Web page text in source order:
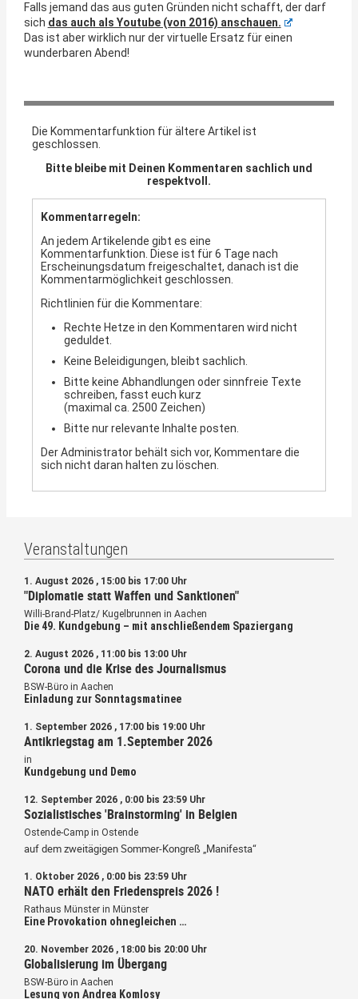
Falls jemand das aus guten Gründen nicht schafft, der darf
sich das auch als Youtube (von 2016) anschauen.
Das ist aber wirklich nur der virtuelle Ersatz für einen
wunderbaren Abend!
Die Kommentarfunktion für ältere Artikel ist
geschlossen.
Bitte bleibe mit Deinen Kommentaren sachlich und
respektvoll.
Kommentarregeln:
An jedem Artikelende gibt es eine
Kommentarfunktion. Diese ist für 6 Tage nach
Erscheinungsdatum freigeschaltet, danach ist die
Kommentarmöglichkeit geschlossen.
Richtlinien für die Kommentare:
Rechte Hetze in den Kommentaren wird nicht
geduldet.
Keine Beleidigungen, bleibt sachlich.
Bitte keine Abhandlungen oder sinnfreie Texte
schreiben, fasst euch kurz
(maximal ca. 2500 Zeichen)
Bitte nur relevante Inhalte posten.
Der Administrator behält sich vor, Kommentare die
sich nicht daran halten zu löschen.
Veranstaltungen
1. August 2026 , 15:00 bis 17:00 Uhr
"Diplomatie statt Waffen und Sanktionen"
Willi-Brand-Platz/ Kugelbrunnen in Aachen
Die 49. Kundgebung – mit anschließendem Spaziergang
2. August 2026 , 11:00 bis 13:00 Uhr
Corona und die Krise des Journalismus
BSW-Büro in Aachen
Einladung zur Sonntagsmatinee
1. September 2026 , 17:00 bis 19:00 Uhr
Antikriegstag am 1.September 2026
in
Kundgebung und Demo
12. September 2026 , 0:00 bis 23:59 Uhr
Sozialistisches 'Brainstorming' in Belgien
Ostende-Camp in Ostende
auf dem zweitägigen Sommer-Kongreß „Manifesta“
1. Oktober 2026 , 0:00 bis 23:59 Uhr
NATO erhält den Friedenspreis 2026 !
Rathaus Münster in Münster
Eine Provokation ohnegleichen …
20. November 2026 , 18:00 bis 20:00 Uhr
Globalisierung im Übergang
BSW-Büro in Aachen
Lesung von Andrea Komlosy